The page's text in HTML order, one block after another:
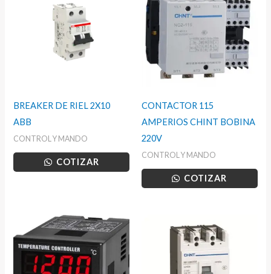
BREAKER DE RIEL 2X10
ABB
CONTROL Y MANDO
COTIZAR
CONTACTOR 115
AMPERIOS CHINT BOBINA
220V
CONTROL Y MANDO
COTIZAR